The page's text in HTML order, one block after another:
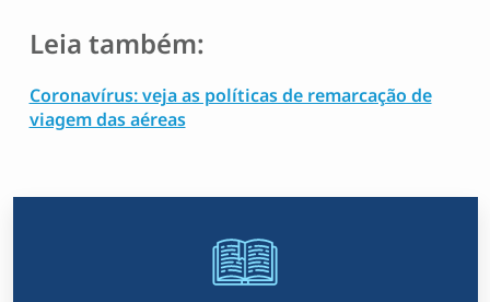
Leia também:
Coronavírus: veja as políticas de remarcação de
viagem das aéreas